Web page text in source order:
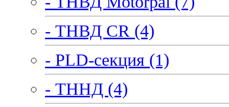
- ТНВД CR (4)
- PLD-секция (1)
- ТННД (4)